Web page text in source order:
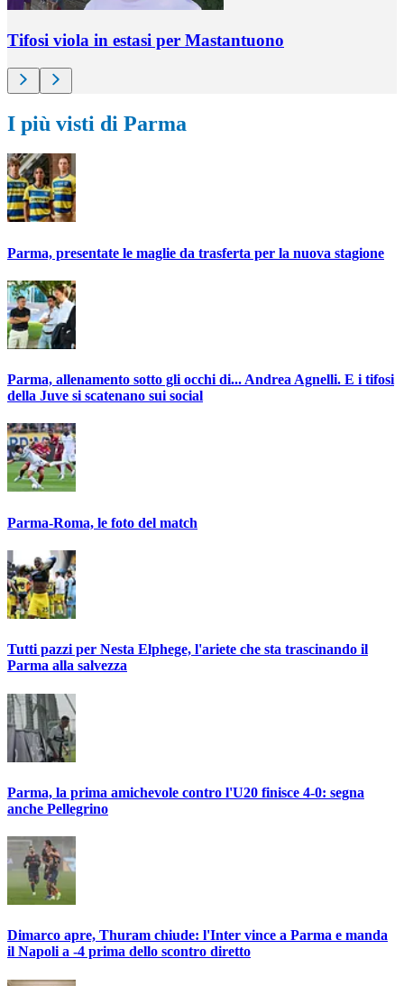
Tifosi viola in estasi per Mastantuono
I più visti di Parma
Parma, presentate le maglie da trasferta per la nuova stagione
Parma, allenamento sotto gli occhi di... Andrea Agnelli. E i tifosi
della Juve si scatenano sui social
Parma-Roma, le foto del match
Tutti pazzi per Nesta Elphege, l'ariete che sta trascinando il
Parma alla salvezza
Parma, la prima amichevole contro l'U20 finisce 4-0: segna
anche Pellegrino
Dimarco apre, Thuram chiude: l'Inter vince a Parma e manda
il Napoli a -4 prima dello scontro diretto